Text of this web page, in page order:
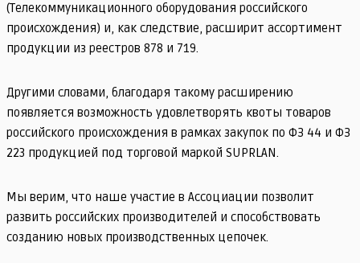
(Телекоммуникационного оборудования российского
происхождения) и, как следствие, расширит ассортимент
продукции из реестров 878 и 719.
Другими словами, благодаря такому расширению
появляется возможность удовлетворять квоты товаров
российского происхождения в рамках закупок по ФЗ 44 и ФЗ
223 продукцией под торговой маркой SUPRLAN.
Мы верим, что наше участие в Ассоциации позволит
развить российских производителей и способствовать
созданию новых производственных цепочек.